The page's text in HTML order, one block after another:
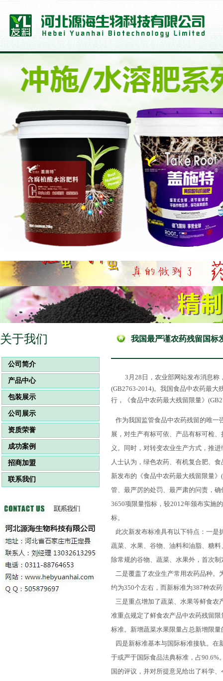
关于我们
公司简介
产品中心
包装展示
公司展示
资质荣誉
成功案例
招商加盟
联系我们
我国最严谨农药残留国标
3月28日，农业部网站发布消息
(GB2763-2014)。我国食品中农药最大
行，《食品中农药最大残留限量》
作为我国监管食品中农药残留的唯一
展，对生产有标可依、产品有标可检
义。同时，对转变农业生产方式，推
人士认为，绿色农药、有机复合肥、
新发布的《食品中农药最大残留限量
管、最严厉的处罚、最严肃的问责，
3650项限量指标，较2012年颁布实施
标。
此次新发布标准具有以下特点：一是
蔬菜、水果、谷物、油料和油脂、糖
除常规的谷物、蔬菜、水果外，首次
二是覆盖了农业生产常用农药品种。
约为350个左右，而新标准为387种农
三是重点增加了蔬菜、水果等鲜食农
准重点规定了鲜食农产品中农药残留
标准。新增蔬菜水果限量占总新增限
四是新标准基本与国际标准接轨。在
于或严于国际食品法典标准，占
国的评议，并对所提意见给出了科学